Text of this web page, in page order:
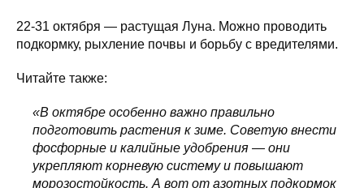
22-31 октября — растущая Луна. Можно проводить
подкормку, рыхление почвы и борьбу с вредителями.
Читайте также:
«В октябре особенно важно правильно
подготовить растения к зиме. Советую внести
фосфорные и калийные удобрения — они
укрепляют корневую систему и повышают
морозостойкость. А вот от азотных подкормок